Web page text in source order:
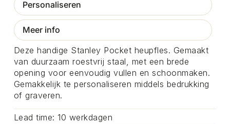
Personaliseren
Meer info
Deze handige Stanley Pocket heupfles. Gemaakt
van duurzaam roestvrij staal, met een brede
opening voor eenvoudig vullen en schoonmaken.
Gemakkelijk te personaliseren middels bedrukking
of graveren.
Lead time: 10 werkdagen